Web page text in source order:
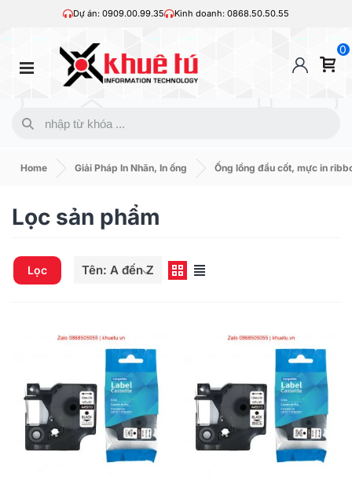
Dự án: 0909.00.99.35 Kinh doanh: 0868.50.50.55
0
Home Giải Pháp In Nhãn, In ống Ống lồng đầu cốt, mực in
Lọc sản phẩm
Lọc Tên: A đến Z